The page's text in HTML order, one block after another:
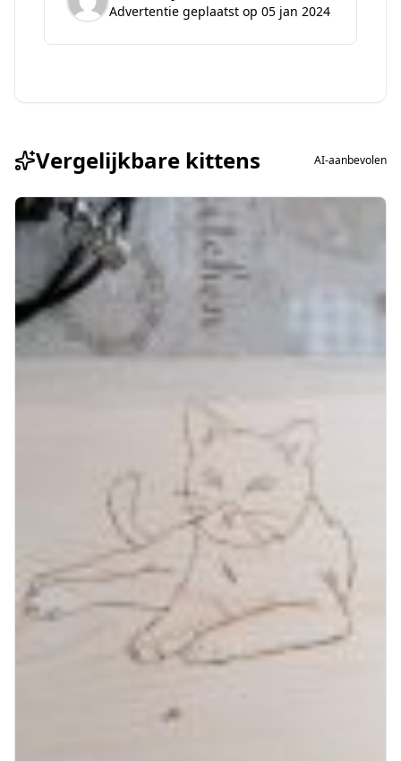
Advertentie geplaatst op 05 jan 2024
Vergelijkbare kittens AI-aanbevolen